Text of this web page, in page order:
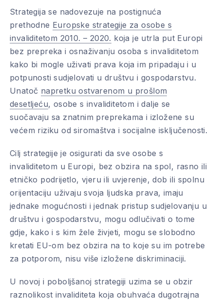
Strategija se nadovezuje na postignuća
prethodne Europske strategije za osobe s
invaliditetom 2010. – 2020. koja je utrla put Europi
bez prepreka i osnaživanju osoba s invaliditetom
kako bi mogle uživati prava koja im pripadaju i u
potpunosti sudjelovati u društvu i gospodarstvu.
Unatoč napretku ostvarenom u prošlom
desetljeću, osobe s invaliditetom i dalje se
suočavaju sa znatnim preprekama i izložene su
većem riziku od siromaštva i socijalne isključenosti.
Cilj strategije je osigurati da sve osobe s
invaliditetom u Europi, bez obzira na spol, rasno ili
etničko podrijetlo, vjeru ili uvjerenje, dob ili spolnu
orijentaciju uživaju svoja ljudska prava, imaju
jednake mogućnosti i jednak pristup sudjelovanju u
društvu i gospodarstvu, mogu odlučivati o tome
gdje, kako i s kim žele živjeti, mogu se slobodno
kretati EU-om bez obzira na to koje su im potrebe
za potporom, nisu više izložene diskriminaciji.
U novoj i poboljšanoj strategiji uzima se u obzir
raznolikost invaliditeta koja obuhvaća dugotrajna